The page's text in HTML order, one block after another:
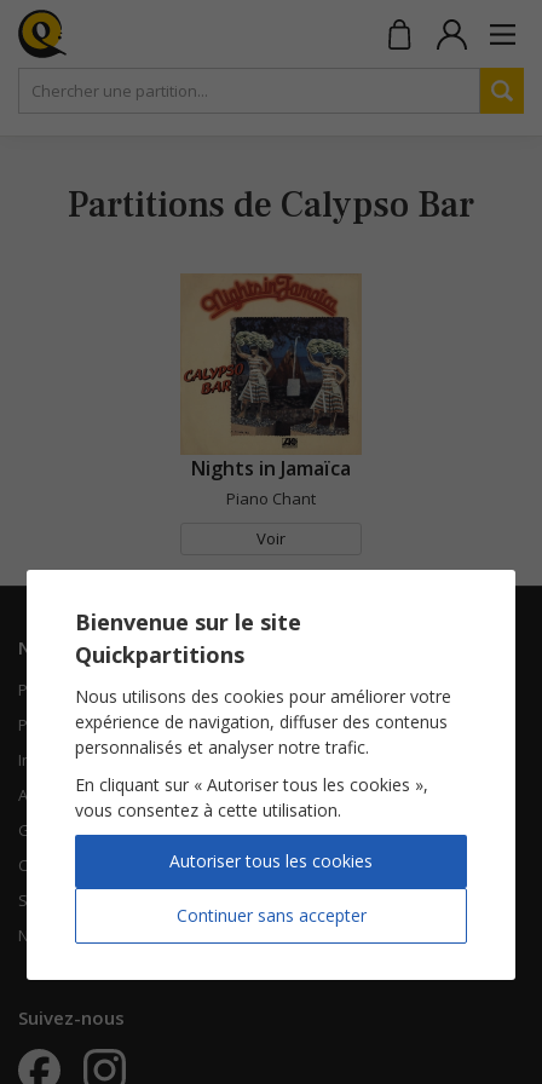
Partitions de Calypso Bar
Nights in Jamaïca
Piano Chant
Voir
Navigation
Piano Chant
Piano Solo
Instruments solistes
Accordéon
Guitare
Chorales
Songbooks
Nouvelles partitions
Contactez-nous
Qui sommes-nous
FAQ
À propos
CGV
Mentions légales
Vie privée
Suivez-nous
Bienvenue sur le site
Quickpartitions
Nous utilisons des cookies pour améliorer votre
expérience de navigation, diffuser des contenus
personnalisés et analyser notre trafic.
En cliquant sur « Autoriser tous les cookies »,
vous consentez à cette utilisation.
Continuer sans accepter
Autoriser tous les cookies